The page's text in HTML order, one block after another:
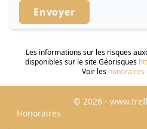
Envoyer
Les informations sur les risques
disponibles sur le site Géorisques
Voir les honoraires
© 2026 -
Honoraires
Mentions Légales